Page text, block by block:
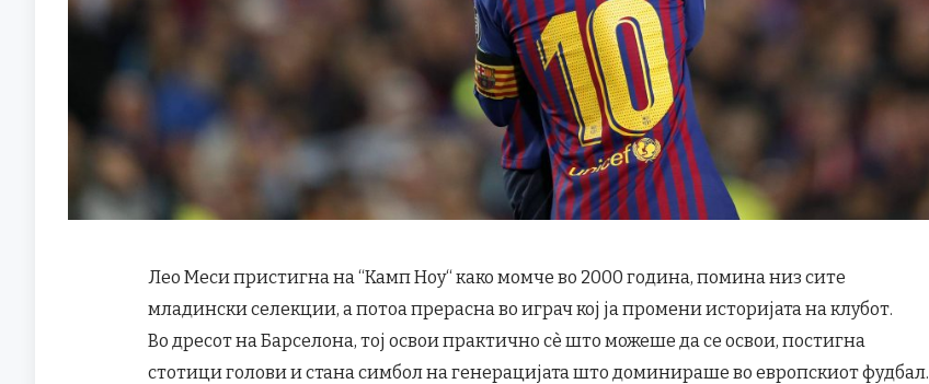
Лео Меси пристигна на “Камп Ноу“ како момче во 2000 година, помина низ сите
младински селекции, а потоа прерасна во играч кој ја промени историјата на клубот.
Во дресот на Барселона, тој освои практично сè што можеше да се освои, постигна
стотици голови и стана симбол на генерацијата што доминираше во европскиот фудбал.